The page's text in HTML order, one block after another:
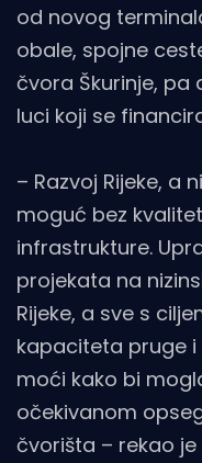
od novog
obale, spojne
čvora Škurinje, pa
luci koji se
– Razvoj Rijeke, a
moguć bez
infrastrukture.
projekata na
Rijeke, a sve s
kapaciteta pruge
moći kako bi
očekivanom
čvorišta – rekao